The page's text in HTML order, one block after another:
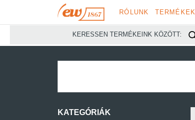
RÓLUNK TERMÉKEK
KERESSEN TERMÉKEINK KÖZÖTT:
KATEGÓRIÁK